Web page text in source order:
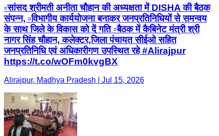
▫️सांसद श्रीमती अनीता चौहान की अध्यक्षता में DISHA की बैठक
संपन्न, ▫️विभागीय कार्ययोजना बनाकर जनप्रतिनिधियों से समन्वय
के साथ जिले के विकास को दें गति ▫️बैठक में कैबिनेट मंत्री श्री
नागर सिंह चौहान, कलेक्टर,जिला पंचायत सीईओ सहित
जनप्रतिनिधि एवं अधिकारीगण उपस्थित रहे #Alirajpur
https://t.co/wOFm0kvgBX
Alirajpur, Madhya Pradesh | Jul 15, 2026